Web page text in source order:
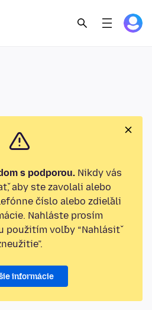
s podporou. Nikdy vás
aby ste zavolali alebo
číslo alebo zdieľali
Nahláste prosím
použitím voľby “Nahlásiť
informácie